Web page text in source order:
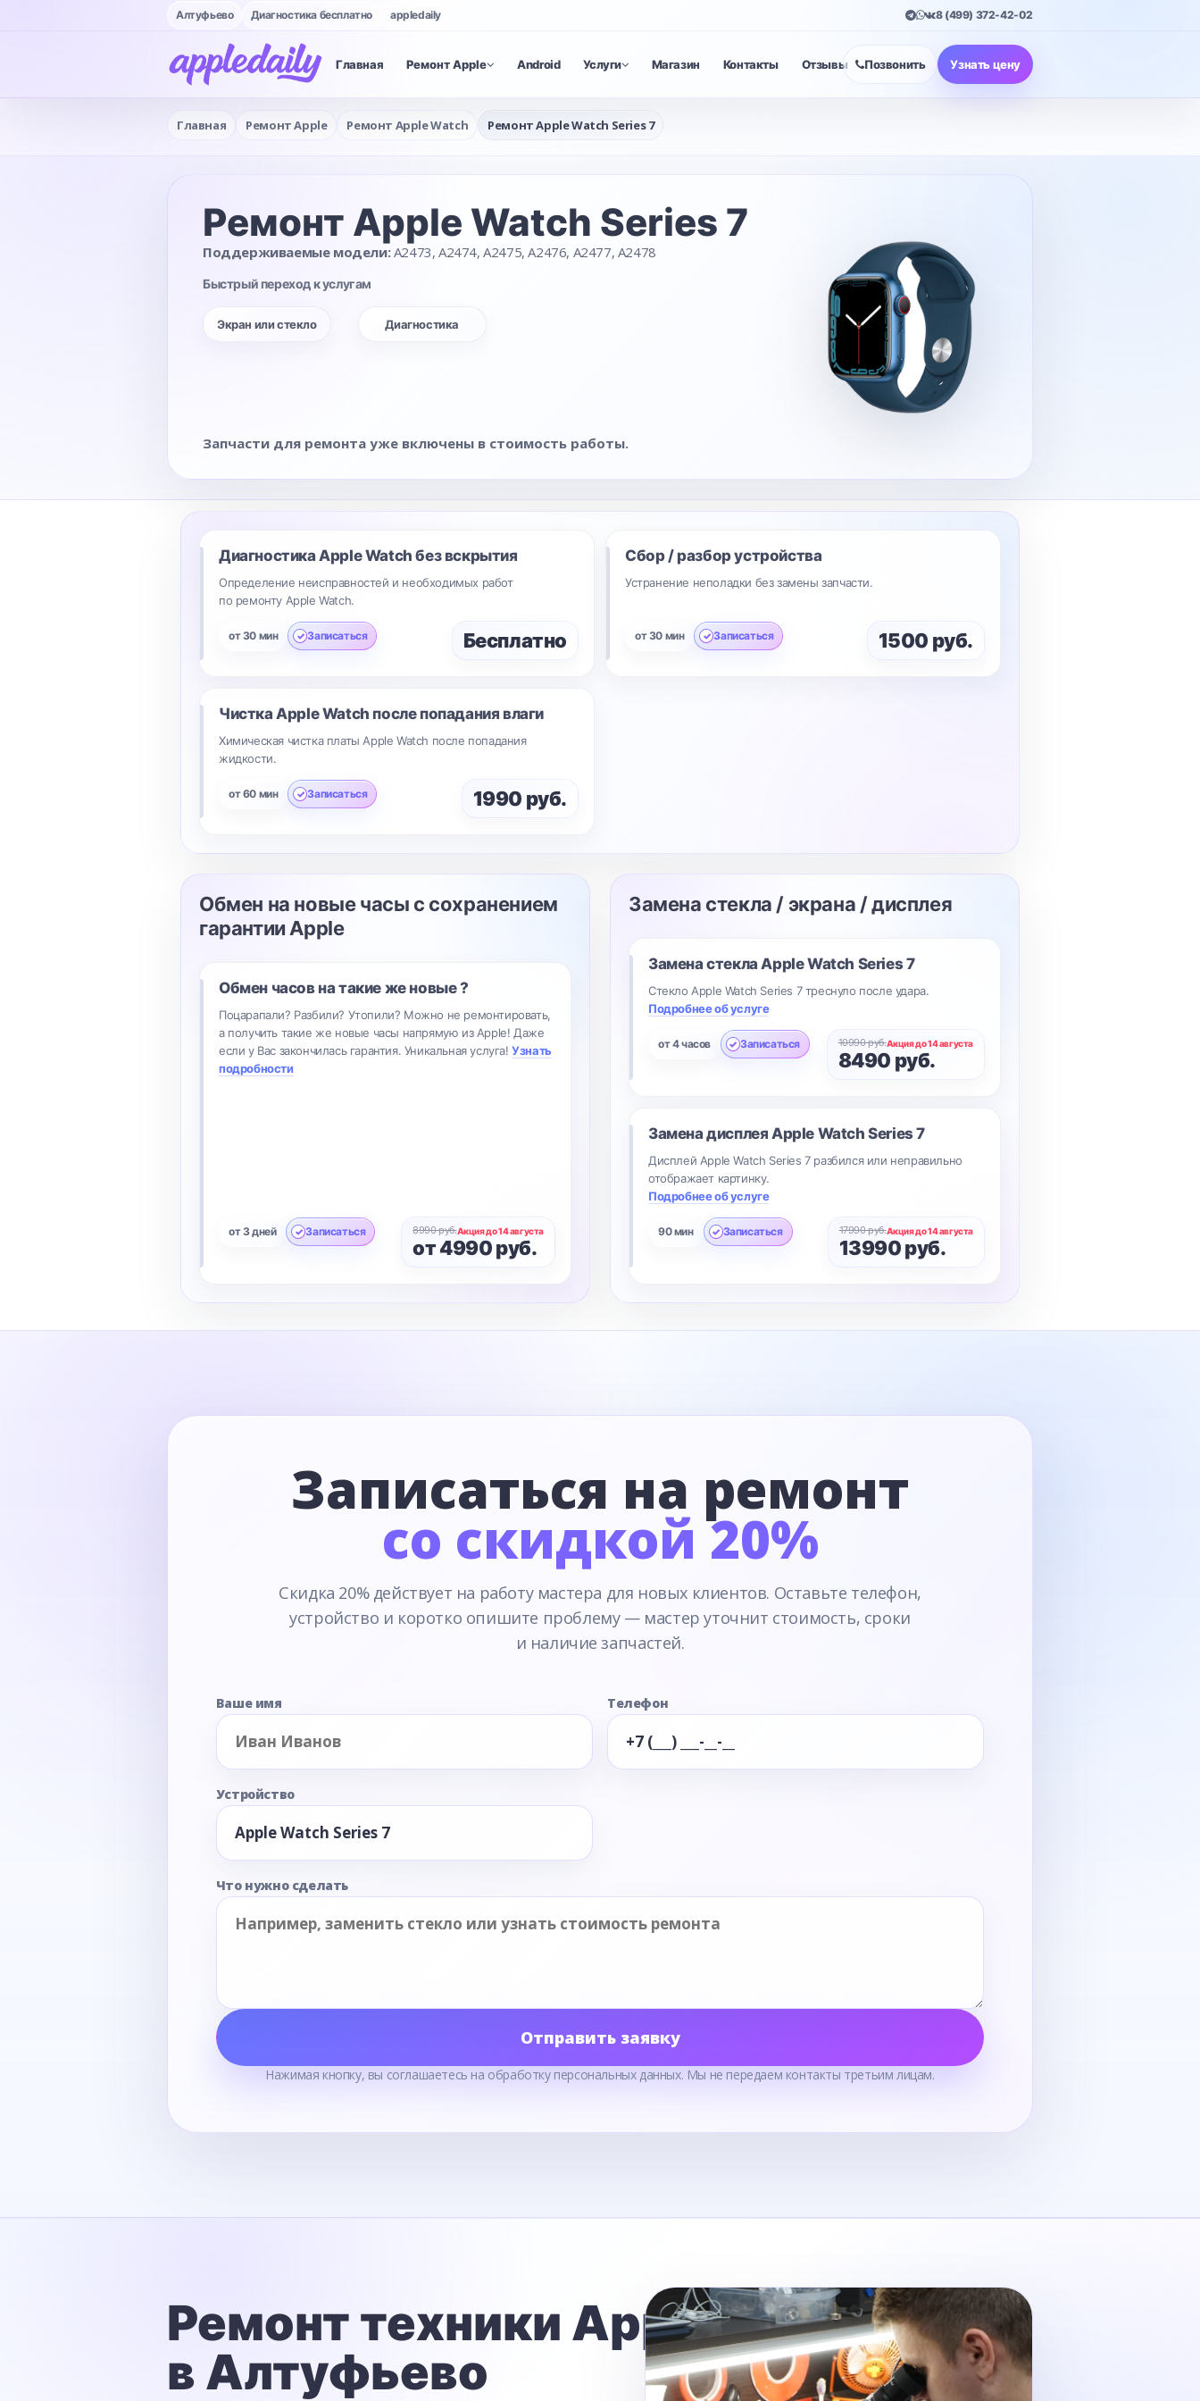
Алтуфьево Диагностика бесплатно appledaily 8 (499) 372-42-02
Главная Ремонт Apple Android Услуги Магазин Контакты Отзывы Позвонить Узнать цену
Главная Ремонт Apple Ремонт Apple Watch Ремонт Apple Watch Series 7
Ремонт Apple Watch Series 7
Поддерживаемые модели:A2473, A2474, A2475, A2476, A2477, A2478
Быстрый переход к услугам
Экран или стекло Диагностика
Запчасти для ремонта уже включены в стоимость работы.
Диагностика Apple Watch без вскрытия
Определение неисправностей и необходимых работ
по ремонту Apple Watch.
от 30 мин Записаться Бесплатно
Сбор / разбор устройства
Устранение неполадки без замены запчасти.
от 30 мин Записаться 1500 руб.
Чистка Apple Watch после попадания влаги
Химическая чистка платы Apple Watch после попадания
жидкости.
от 60 мин Записаться 1990 руб.
Обмен на новые часы с сохранением
гарантии Apple
Обмен часов на такие же новые ?
Поцарапали? Разбили? Утопили? Можно не ремонтировать,
а получить такие же новые часы напрямую из Apple! Даже
если у Вас закончилась гарантия. Уникальная услуга!Узнать
подробности
от 3 дней Записаться 8990 руб.Акция до 14 августа
от 4990 руб.
Замена стекла / экрана / дисплея
Замена стеклаApple Watch Series 7
Стекло Apple Watch Series 7 треснуло после удара.
Подробнее об услуге
от 4 часов Записаться 10990 руб.Акция до 14 августа
8490 руб.
Замена дисплея Apple Watch Series 7
Дисплей Apple Watch Series 7 разбился или неправильно
отображает картинку.
Подробнее об услуге
90 мин Записаться 17990 руб.Акция до 14 августа
13990 руб.
Записаться на ремонт
со скидкой 20%
Скидка 20% действует на работу мастера для новых клиентов. Оставьте телефон,
устройство и коротко опишите проблему — мастер уточнит стоимость, сроки
и наличие запчастей.
Ваше имя Телефон
Устройство
Что нужно сделать
Отправить заявку
Нажимая кнопку, вы соглашаетесь на обработку персональных данных. Мы не передаем контакты третьим лицам.
Ремонт техники Apple
в Алтуфьево